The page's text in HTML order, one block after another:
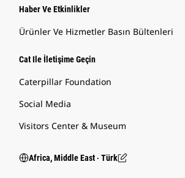
Haber Ve Etkinlikler
Ürünler Ve Hizmetler Basın Bültenleri
Cat Ile İletişime Geçin
Caterpillar Foundation
Social Media
Visitors Center & Museum
Africa, Middle East ‧ Türk